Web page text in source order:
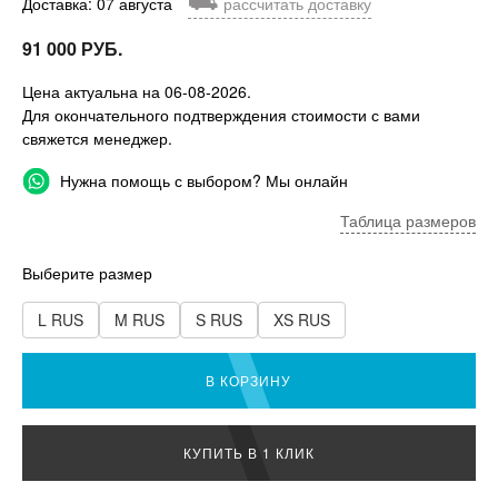
91 000 РУБ.
Цена актуальна на 06-08-2026.
Для окончательного подтверждения стоимости с вами
свяжется менеджер.
Нужна помощь с выбором? Мы онлайн
Таблица размеров
Выберите размер
L RUS M RUS S RUS XS RUS
В КОРЗИНУ
КУПИТЬ В 1 КЛИК